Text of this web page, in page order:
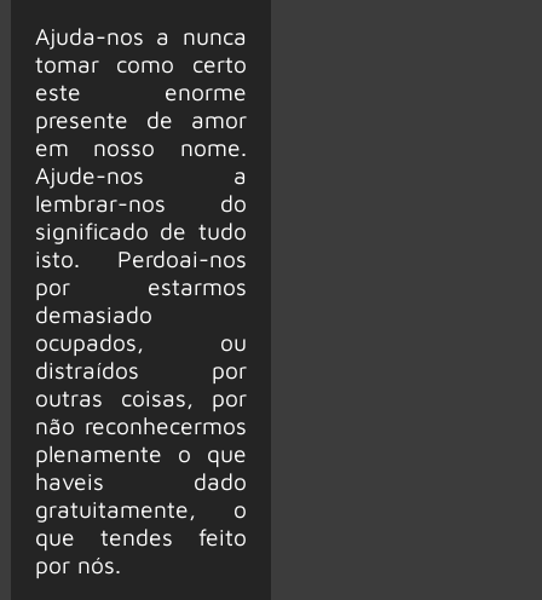
Ajuda-nos a nunca
tomar como certo
este enorme
presente de amor
em nosso nome.
Ajude-nos a
lembrar-nos do
significado de tudo
isto. Perdoai-nos
por estarmos
demasiado
ocupados, ou
distraídos por
outras coisas, por
não reconhecermos
plenamente o que
haveis dado
gratuitamente, o
que tendes feito
por nós.